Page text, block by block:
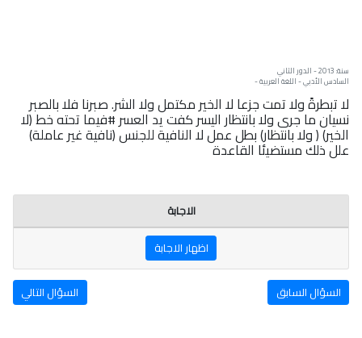
سنة: 2013 - الدور الثاني
السادس الأدبي - اللغة العربية -
لا تبطرةً ولا تمت جزعا لا الخير مكتمل ولا الشر. صبرنا فلا بالصبر
نسيان ما جرى ولا بانتظار اليسر كفت يد العسر #فيما تحته خط (لا
الخير) ( ولا بانتظار) بطل عمل لا النافية للجنس (نافية غير عاملة)
علل ذلك مستضيئا القاعدة
الاجابة
اظهار الاجابة
السؤال السابق السؤال التالي